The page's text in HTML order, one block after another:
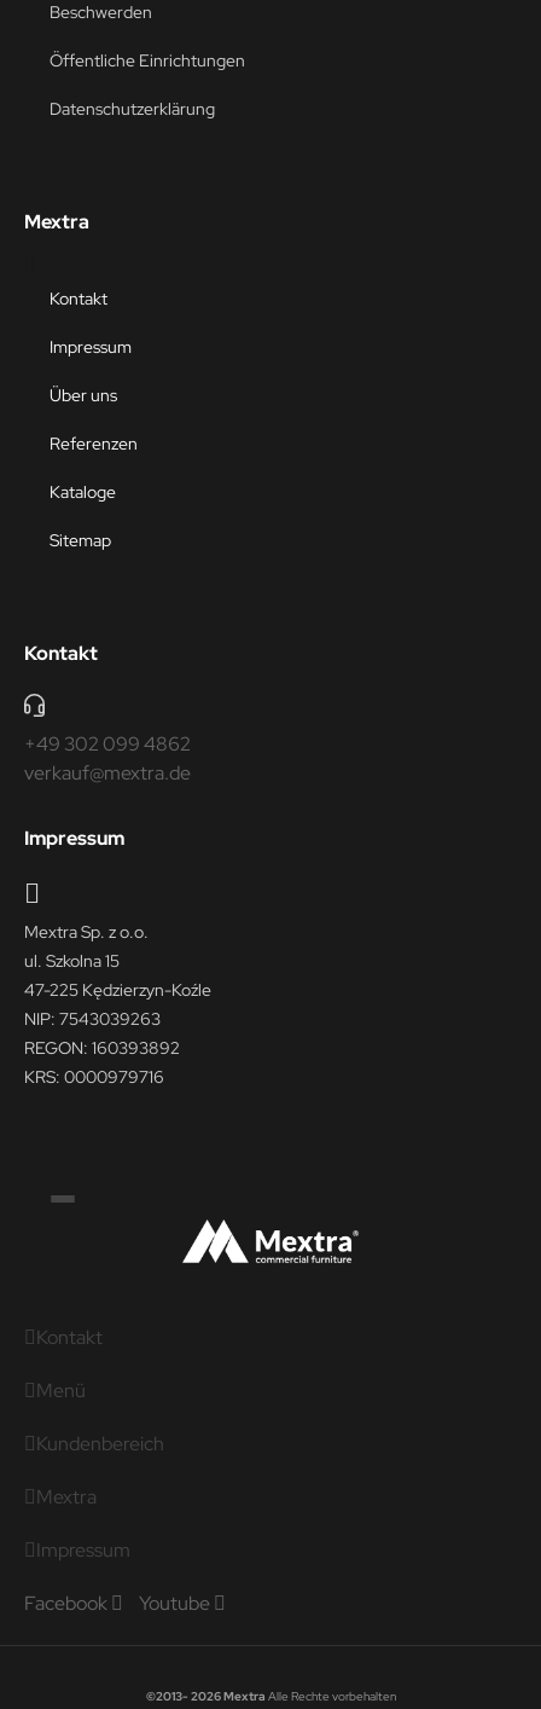
Beschwerden
Öffentliche Einrichtungen
Datenschutzerklärung
Mextra
Kontakt
Impressum
Über uns
Referenzen
Kataloge
Sitemap
Kontakt
+49 302 099 4862
verkauf@mextra.de
Impressum
Mextra Sp. z o.o.
ul. Szkolna 15
47-225 Kędzierzyn-Koźle
NIP: 7543039263
REGON: 160393892
KRS: 0000979716
Kontakt
Menü
Kundenbereich
Mextra
Impressum
Facebook Youtube
©2013- 2026 Mextra Alle Rechte vorbehalten